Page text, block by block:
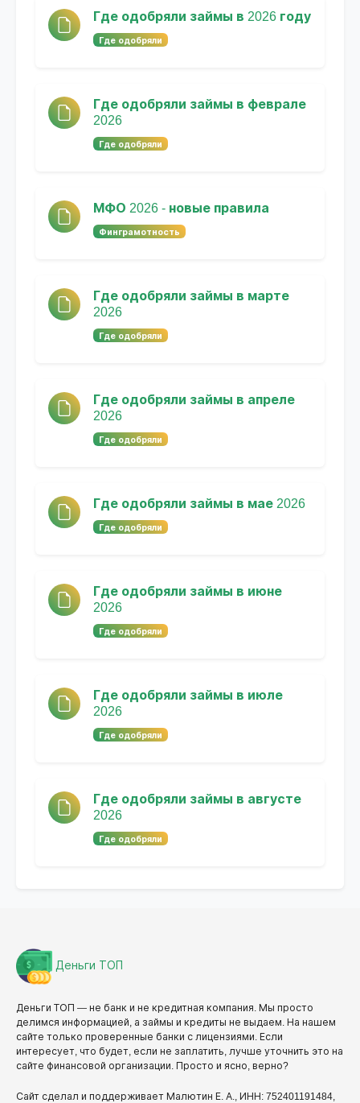
Где одобряли займы в 2026 году
Где одобряли
Где одобряли займы в феврале
2026
Где одобряли
МФО 2026 - новые правила
Финграмотность
Где одобряли займы в марте
2026
Где одобряли
Где одобряли займы в апреле
2026
Где одобряли
Где одобряли займы в мае 2026
Где одобряли
Где одобряли займы в июне
2026
Где одобряли
Где одобряли займы в июле
2026
Где одобряли
Где одобряли займы в августе
2026
Где одобряли
Деньги ТОП
Деньги ТОП — не банк и не кредитная компания. Мы просто
делимся информацией, а займы и кредиты не выдаем. На нашем
сайте только проверенные банки с лицензиями. Если
интересует, что будет, если не заплатить, лучше уточнить это на
сайте финансовой организации. Просто и ясно, верно?
Сайт сделал и поддерживает Малютин Е. А., ИНН: 752401191484,